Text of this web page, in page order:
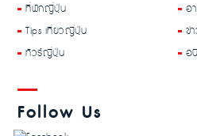
ที่พักญี่ปุ่น
Tips เที่ยวญี่ปุ่น
ทัวร์ญี่ปุ่น
อ
ข่
อ
Follow Us